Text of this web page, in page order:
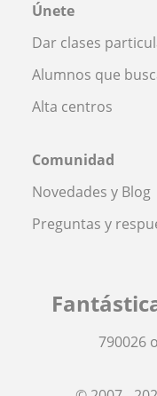
Únete
Dar clases
Alumnos que
Alta centros
Comunidad
Novedades y Blog
Preguntas y
790026